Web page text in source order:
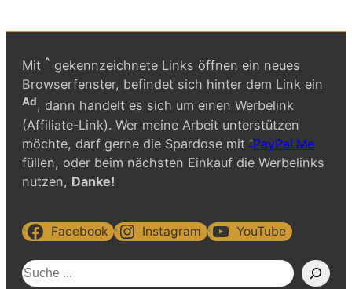
Mit ^ gekennzeichnete Links öffnen ein neues
Browserfenster, befindet sich hinter dem Link ein
Ad, dann handelt es sich um einen Werbelink
(Affiliate-Link). Wer meine Arbeit unterstützen
möchte, darf gerne die Spardose mit PayPal.Me
füllen, oder beim nächsten Einkauf die Werbelinks
nutzen, Danke!
Facebook Instagram YouTube
S